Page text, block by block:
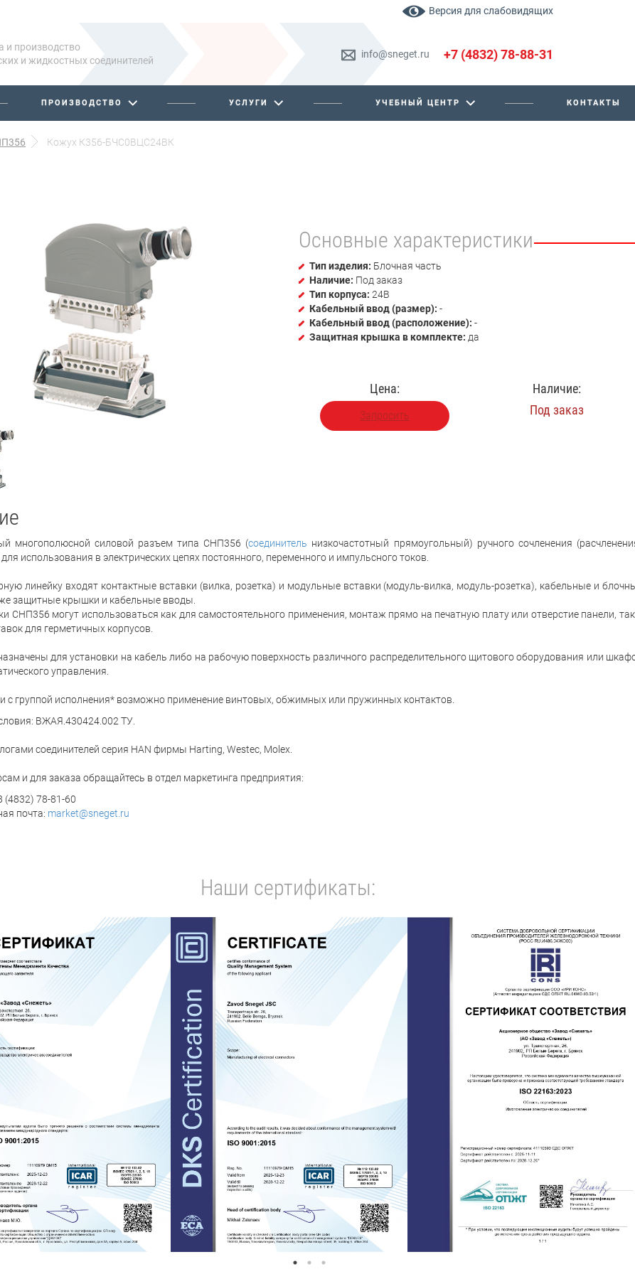
Версия для слабовидящих
и производство
и жидкостных соединителей
info@sneget.ru +7 (4832) 78-88-31
ПРОИЗВОДСТВО УСЛУГИ УЧЕБНЫЙ ЦЕНТР КОНТАКТЫ
Кожух К356-БЧС0ВЦС24ВК
Основные характеристики
Тип изделия: Блочная часть
Наличие: Под заказ
Тип корпуса: 24В
Кабельный ввод (размер): -
Кабельный ввод (расположение): -
Защитная крышка в комплекте: да
Цена:
Запросить
Наличие:
Под заказ
многополюсной силовой разъем типа СНП356 (соединитель низкочастотный прямоугольный) ручного сочленения
использования в электрических цепях постоянного, переменного и импульсного токов.
линейку входят контактные вставки (вилка, розетка) и модульные вставки (модуль-вилка, модуль-розетка), кабельные и
защитные крышки и кабельные вводы.
СНП356 могут использоваться как для самостоятельного применения, монтаж прямо на печатную плату или отверстие панели,
для герметичных корпусов.
для установки на кабель либо на рабочую поверхность различного распределительного щитового оборудования или
управления.
с группой исполнения* возможно применение винтовых, обжимных или пружинных контактов.
ВЖАЯ.430424.002 ТУ.
соединителей серия HAN фирмы Harting, Westec, Molex.
и для заказа обращайтесь в отдел маркетинга предприятия:
(4832) 78-81-60
почта: market@sneget.ru
Наши сертификаты: